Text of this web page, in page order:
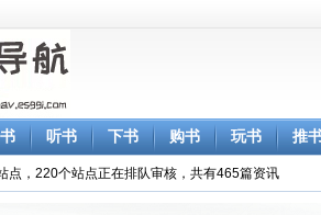
听书 下书 购书 玩书 推
点，220个站点正在排队审核，共有465篇资讯